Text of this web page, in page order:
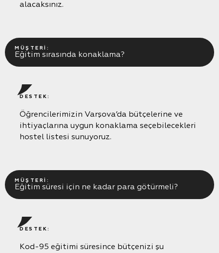
alacaksınız.
MÜŞTERI:
Eğitim sırasında konaklama?
DESTEK:
Öğrencilerimizin Varşova’da bütçelerine ve
ihtiyaçlarına uygun konaklama seçebilecekleri
hostel listesi sunuyoruz.
MÜŞTERI:
Eğitim süresi için ne kadar para götürmeli?
DESTEK:
Kod-95 eğitimi süresince bütçenizi şu